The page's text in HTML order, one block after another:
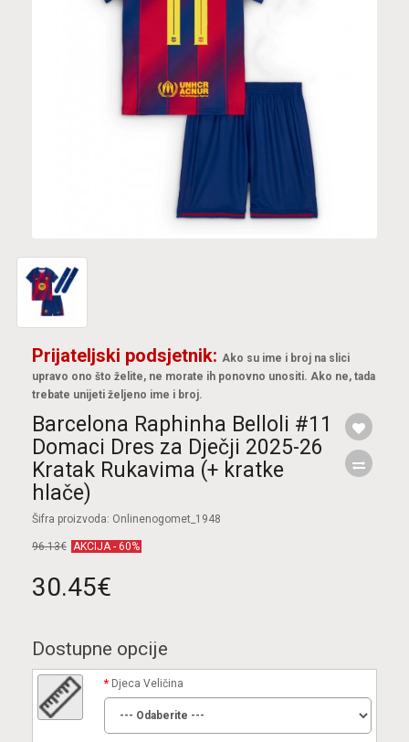
Prijateljski podsjetnik: Ako su ime i broj na slici
upravo ono što želite, ne morate ih ponovno unositi. Ako ne, tada
trebate unijeti željeno ime i broj.
Barcelona Raphinha Belloli #11
Domaci Dres za Dječji 2025-26
Kratak Rukavima (+ kratke
hlače)
Šifra proizvoda: Onlinenogomet_1948
96.13€ AKCIJA - 60%
30.45€
Dostupne opcije
Djeca Veličina